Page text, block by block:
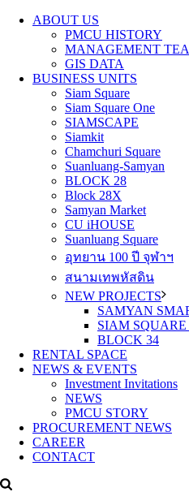
ABOUT US
PMCU HISTORY
MANAGEMENT
GIS DATA
BUSINESS UNITS
Siam Square
Siam Square One
SIAMSCAPE
Siamkit
Chamchuri Square
Suanluang-Samyan
BLOCK 28
Block 28X
Samyan Market
CU iHOUSE
Suanluang Square
อุทยาน 100 ปี จุฬาฯ
สนามเทพหัสดิน
NEW PROJECTS
SAMYAN
SIAM
BLOCK 34
RENTAL SPACE
NEWS & EVENTS
Investment Invitations
NEWS
PMCU STORY
PROCUREMENT NEWS
CAREER
CONTACT